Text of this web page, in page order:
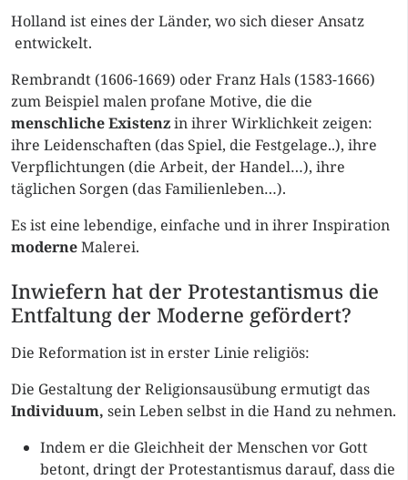
Holland ist eines der Länder, wo sich dieser Ansatz
entwickelt.
Rembrandt (1606-1669) oder Franz Hals (1583-1666)
zum Beispiel malen profane Motive, die die
menschliche Existenzin ihrer Wirklichkeit zeigen:
ihre Leidenschaften (das Spiel, die Festgelage..), ihre
Verpflichtungen (die Arbeit, der Handel…), ihre
täglichen Sorgen (das Familienleben…).
Es ist eine lebendige, einfache und in ihrer Inspiration
moderneMalerei.
Inwiefern hat der Protestantismus die
Entfaltung der Moderne gefördert?
Die Reformation ist in erster Linie religiös:
Die Gestaltung der Religionsausübung ermutigt das
Individuum, sein Leben selbst in die Hand zu nehmen.
Indem er die Gleichheit der Menschen vor Gott
betont, dringt der Protestantismus darauf, dass die